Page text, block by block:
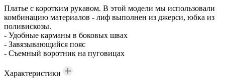
Платье с коротким рукавом. В этой модели мы использовали
комбинацию материалов - лиф выполнен из джерси, юбка из
поливискозы.
- Удобные карманы в боковых швах
- Завязывающийся пояс
- Съемный воротник на пуговицах
Характеристики